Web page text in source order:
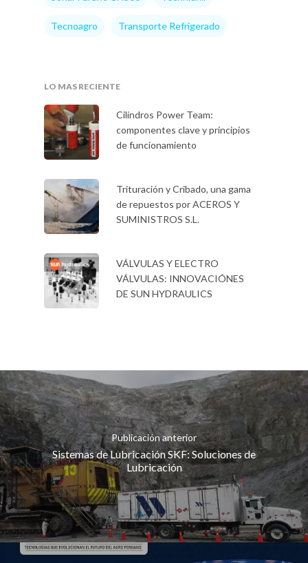
Tecnoagro Transporte Refrigerado
LO MAS RECIENTE
Cilindros Power Team:
componentes clave y principios
de funcionamiento
Trituración y Cribado, una gama
de repuestos por ACEROS Y
SUMINISTROS S.L.
VÁLVULAS Y ELECTRO
VÁLVULAS: INNOVACIÓNES
DE SUN HYDRAULICS
Publicación anterior
Sistemas de Lubricación SKF: Soluciones de
Lubricación
Eventos